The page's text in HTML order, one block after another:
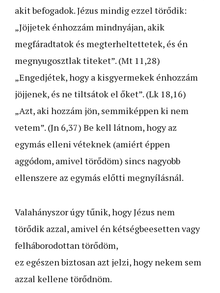
akit befogadok. Jézus mindig ezzel törődik:
„Jöjjetek énhozzám mindnyájan, akik
megfáradtatok és megterheltettetek, és én
megnyugosztlak titeket”. (Mt 11,28)
„Engedjétek, hogy a kisgyermekek énhozzám
jöjjenek, és ne tiltsátok el őket”. (Lk 18,16)
„Azt, aki hozzám jön, semmiképpen ki nem
vetem”. (Jn 6,37) Be kell látnom, hogy az
egymás elleni véteknek (amiért éppen
aggódom, amivel törődöm) sincs nagyobb
ellenszere az egymás előtti megnyílásnál.
Valahányszor úgy tűnik, hogy Jézus nem
törődik azzal, amivel én kétségbeesetten vagy
felháborodottan törődöm,
ez egészen biztosan azt jelzi, hogy nekem sem
azzal kellene törődnöm.